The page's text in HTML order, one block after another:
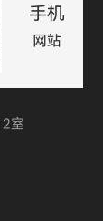
手机
网站
室